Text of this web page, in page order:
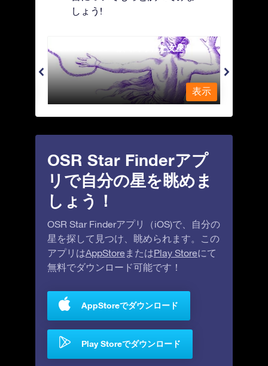
しょう!
Andromeda - 鎖で縛られた女座
表示
OSR Star Finderアプ
リで自分の星を眺めま
しょう！
OSR Star Finderアプリ（iOS)で、自分の
星を探して見つけ、眺められます。この
アプリはAppStore またはPlay Storeにて
無料でダウンロード可能です！
AppStoreでダウンロード
Play Storeでダウンロード